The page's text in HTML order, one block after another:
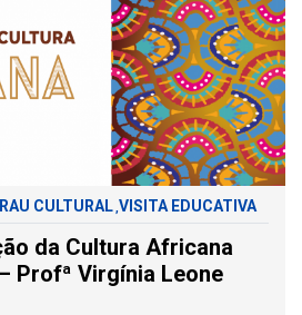
CULTURAL VISITA EDUCATIVA
da Cultura Africana
Profª Virgínia Leone